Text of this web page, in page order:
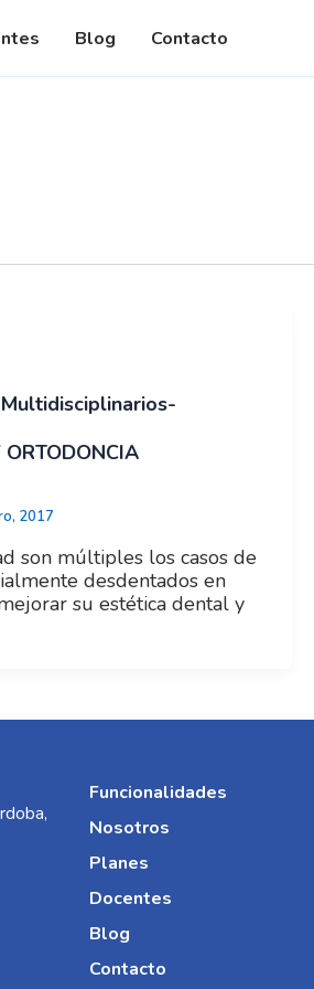
Blog Contacto
2017
son múltiples los casos de
desdentados en
su estética dental y
Funcionalidades
Nosotros
Planes
Docentes
Blog
Contacto